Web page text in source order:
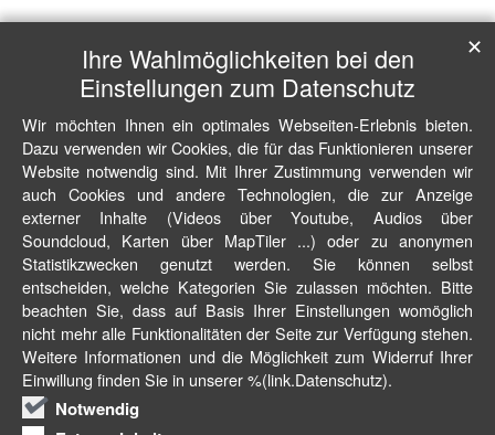
Ihre Wahlmöglichkeiten bei den
Einstellungen zum Datenschutz
Wir möchten Ihnen ein optimales Webseiten-Erlebnis bieten.
Dazu verwenden wir Cookies, die für das Funktionieren unserer
Website notwendig sind. Mit Ihrer Zustimmung verwenden wir
auch Cookies und andere Technologien, die zur Anzeige
externer Inhalte (Videos über Youtube, Audios über
Soundcloud, Karten über MapTiler ...) oder zu anonymen
Statistikzwecken genutzt werden. Sie können selbst
entscheiden, welche Kategorien Sie zulassen möchten. Bitte
beachten Sie, dass auf Basis Ihrer Einstellungen womöglich
nicht mehr alle Funktionalitäten der Seite zur Verfügung stehen.
Weitere Informationen und die Möglichkeit zum Widerruf Ihrer
Einwillung finden Sie in unserer %(link.Datenschutz).
Notwendig
✕